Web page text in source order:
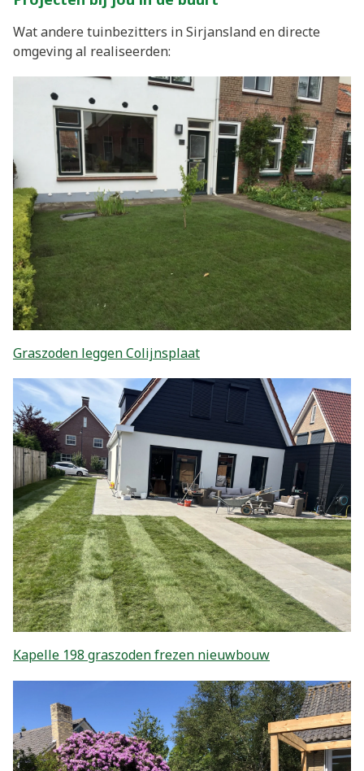
Wat andere tuinbezitters in Sirjansland en directe
omgeving al realiseerden:
Graszoden leggen Colijnsplaat
Kapelle 198 graszoden frezen nieuwbouw